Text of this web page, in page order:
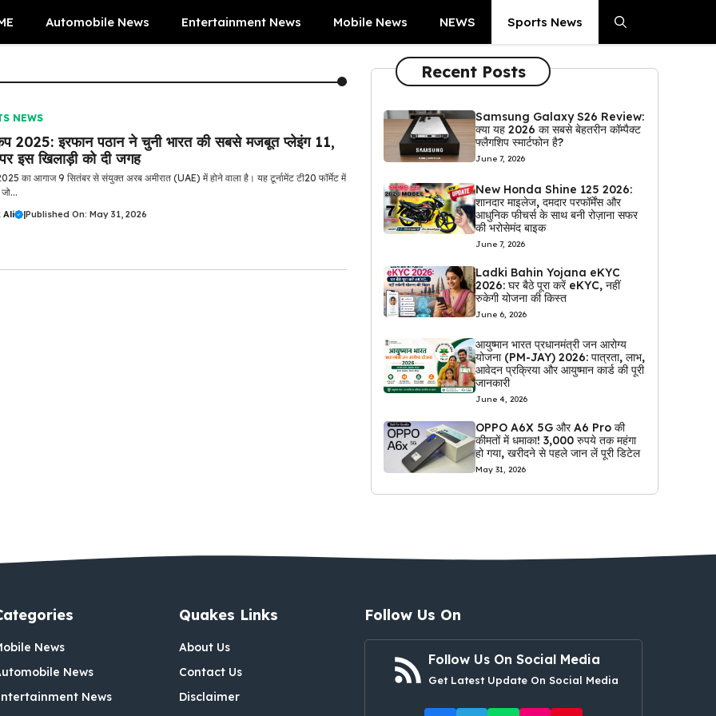
Automobile News Entertainment News Mobile News NEWS Sports News
NEWS
2025: इरफान पठान ने चुनी भारत की सबसे मजबूत प्लेइंग 11,
इस खिलाड़ी को दी जगह
का आगाज 9 सितंबर से संयुक्त अरब अमीरात (UAE) में होने वाला है। यह टूर्नामेंट टी20 फॉर्मेट में
Ali |Published On: May 31, 2026
Recent Posts
Samsung Galaxy S26 Review:
क्या यह 2026 का सबसे बेहतरीन कॉम्पैक्ट
फ्लैगशिप स्मार्टफोन है?
June 7, 2026
New Honda Shine 125 2026:
शानदार माइलेज, दमदार परफॉर्मेंस और
आधुनिक फीचर्स के साथ बनी रोज़ाना सफर
की भरोसेमंद बाइक
June 7, 2026
Ladki Bahin Yojana eKYC
2026: घर बैठे पूरा करें eKYC, नहीं
रुकेगी योजना की किस्त
June 6, 2026
आयुष्मान भारत प्रधानमंत्री जन आरोग्य
योजना (PM-JAY) 2026: पात्रता, लाभ,
आवेदन प्रक्रिया और आयुष्मान कार्ड की पूरी
जानकारी
June 4, 2026
OPPO A6X 5G और A6 Pro की
कीमतों में धमाका! 3,000 रुपये तक महंगा
हो गया, खरीदने से पहले जान लें पूरी डिटेल
May 31, 2026
News
News
News
Quakes Links
About Us
Contact Us
Disclaimer
Follow Us On
Follow Us On Social Media
Get Latest Update On Social Media